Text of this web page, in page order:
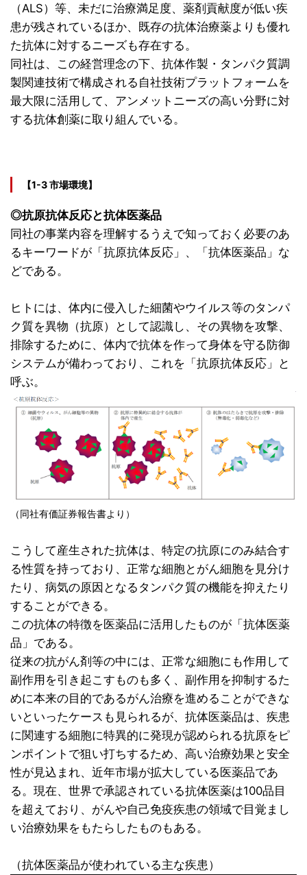
（ALS）等、未だに治療満足度、薬剤貢献度が低い疾
患が残されているほか、既存の抗体治療薬よりも優れ
た抗体に対するニーズも存在する。
同社は、この経営理念の下、抗体作製・タンパク質調
製関連技術で構成される自社技術プラットフォームを
最大限に活用して、アンメットニーズの高い分野に対
する抗体創薬に取り組んでいる。
【1-3 市場環境】
◎抗原抗体反応と抗体医薬品
同社の事業内容を理解するうえで知っておく必要のあ
るキーワードが「抗原抗体反応」、「抗体医薬品」な
どである。
ヒトには、体内に侵入した細菌やウイルス等のタンパ
ク質を異物（抗原）として認識し、その異物を攻撃、
排除するために、体内で抗体を作って身体を守る防御
システムが備わっており、これを「抗原抗体反応」と
呼ぶ。
（同社有価証券報告書より）
こうして産生された抗体は、特定の抗原にのみ結合す
る性質を持っており、正常な細胞とがん細胞を見分け
たり、病気の原因となるタンパク質の機能を抑えたり
することができる。
この抗体の特徴を医薬品に活用したものが「抗体医薬
品」である。
従来の抗がん剤等の中には、正常な細胞にも作用して
副作用を引き起こすものも多く、副作用を抑制するた
めに本来の目的であるがん治療を進めることができな
いといったケースも見られるが、抗体医薬品は、疾患
に関連する細胞に特異的に発現が認められる抗原をピ
ンポイントで狙い打ちするため、高い治療効果と安全
性が見込まれ、近年市場が拡大している医薬品であ
る。現在、世界で承認されている抗体医薬は100品目
を超えており、がんや自己免疫疾患の領域で目覚まし
い治療効果をもたらしたものもある。
（抗体医薬品が使われている主な疾患）